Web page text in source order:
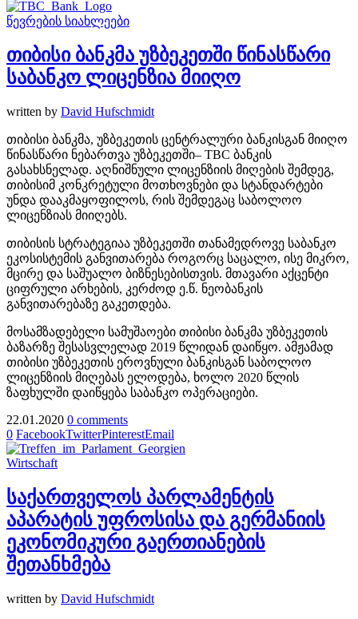
წევრების სიახლეები
თიბისი ბანკმა უზბეკეთში წინასწარი
საბანკო ლიცენზია მიიღო
written by David Hufschmidt
თიბისი ბანკმა, უზბეკეთის ცენტრალური ბანკისგან მიიღო
წინასწარი ნებართვა უზბეკეთში– TBC ბანკის
გასახსნელად. აღნიშნული ლიცენზიის მიღების შემდეგ,
თიბისიმ კონკრეტული მოთხოვნები და სტანდარტები
უნდა დააკმაყოფილოს, რის შემდეგაც საბოლოო
ლიცენზიას მიიღებს.
თიბისის სტრატეგიაა უზბეკეთში თანამედროვე საბანკო
ეკოსისტემის განვითარება როგორც საცალო, ისე მიკრო,
მცირე და საშუალო ბიზნესებისთვის. მთავარი აქცენტი
ციფრული არხების, კერძოდ ე.წ. ნეობანკის
განვითარებაზე გაკეთდება.
მოსამზადებელი სამუშაოები თიბისი ბანკმა უზბეკეთის
ბაზარზე შესასვლელად 2019 წლიდან დაიწყო. ამჟამად
თიბისი უზბეკეთის ეროვნული ბანკისგან საბოლოო
ლიცენზიის მიღებას ელოდება, ხოლო 2020 წლის
ზაფხულში დაიწყება საბანკო ოპერაციები.
22.01.2020 0 comments
0 FacebookTwitterPinterestEmail
Wirtschaft
საქართველოს პარლამენტის
აპარატის უფროსისა და გერმანიის
ეკონომიკური გაერთიანების
შეთანხმება
written by David Hufschmidt